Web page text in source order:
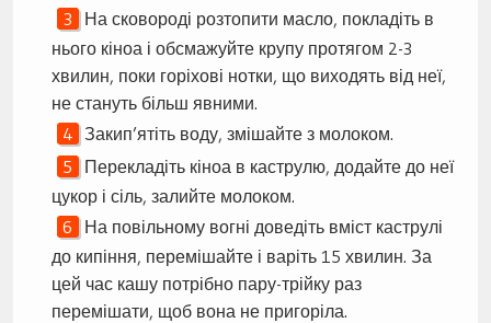
На сковороді розтопити масло, покладіть в
нього кіноа і обсмажуйте крупу протягом 2-3
хвилин, поки горіхові нотки, що виходять від неї,
не стануть більш явними.
Закип’ятіть воду, змішайте з молоком.
Перекладіть кіноа в каструлю, додайте до неї
цукор і сіль, залийте молоком.
На повільному вогні доведіть вміст каструлі
до кипіння, перемішайте і варіть 15 хвилин. За
цей час кашу потрібно пару-трійку раз
перемішати, щоб вона не пригоріла.